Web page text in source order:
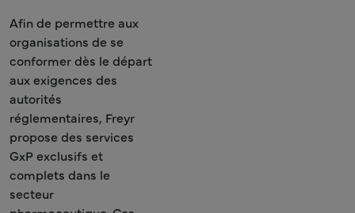
Afin de permettre aux
organisations de se
conformer dès le départ
aux exigences des
autorités
réglementaires, Freyr
propose des services
GxP exclusifs et
complets dans le
secteur